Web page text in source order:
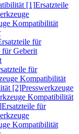
[1]Ersatzteile
Kompatibilität
für
für Geberit
für
Kompatibilität
[2]Presswerkzeuge
Kompatibilität
Ersatzteile für
Kompatibilität